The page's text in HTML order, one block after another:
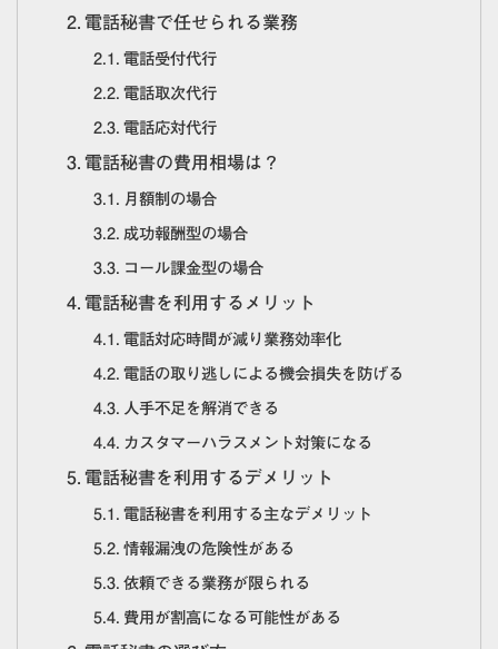
電話秘書で任せられる業務
電話受付代行
電話取次代行
電話応対代行
電話秘書の費用相場は？
月額制の場合
成功報酬型の場合
コール課金型の場合
電話秘書を利用するメリット
電話対応時間が減り業務効率化
電話の取り逃しによる機会損失を防げる
人手不足を解消できる
カスタマーハラスメント対策になる
電話秘書を利用するデメリット
電話秘書を利用する主なデメリット
情報漏洩の危険性がある
依頼できる業務が限られる
費用が割高になる可能性がある